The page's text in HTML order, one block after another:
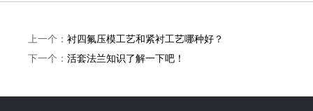
上一个： 衬四氟压模工艺和紧衬工艺哪种好？
下一个： 活套法兰知识了解一下吧！